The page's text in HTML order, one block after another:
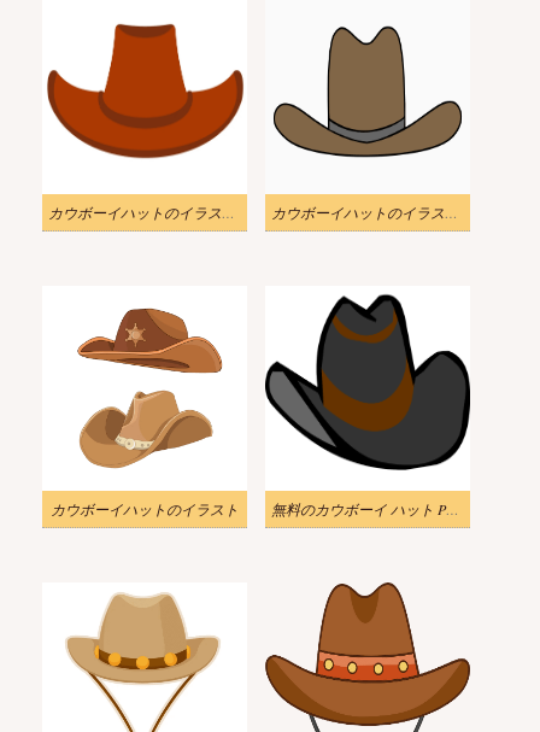
カウボーイハットのイラスト画像をダウンロード カウボーイハットのイラスト画像
カウボーイハットのイラスト 無料のカウボーイ ハット PNG イラスト